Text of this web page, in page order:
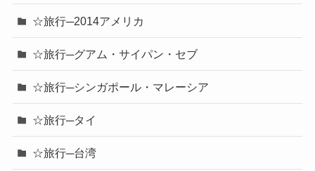
☆旅行─2014アメリカ
☆旅行─グアム・サイパン・セブ
☆旅行─シンガポール・マレーシア
☆旅行─タイ
☆旅行─台湾